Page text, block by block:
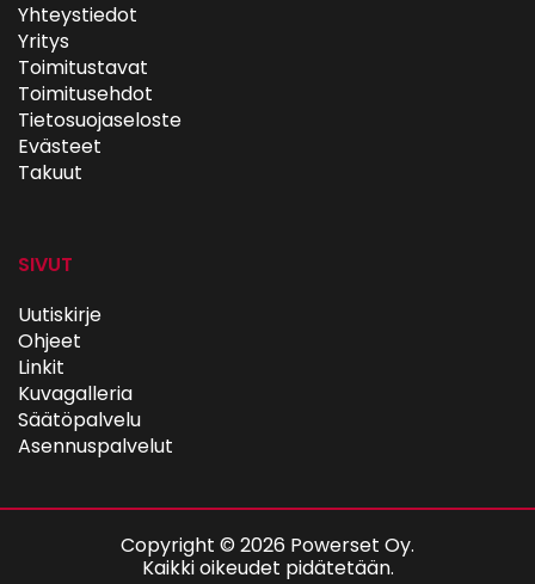
Yhteystiedot
Yritys
Toimitustavat
Toimitusehdot
Tietosuojaseloste
Evästeet
Takuut
SIVUT
Uutiskirje
Ohjeet
Linkit
Kuvagalleria
Säätöpalvelu
Asennuspalvelut
Copyright © 2026 Powerset Oy.
Kaikki oikeudet pidätetään.